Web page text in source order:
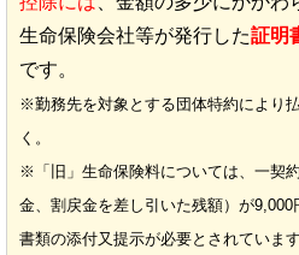
生命保険会社等が発行した証明
です。
※勤務先を対象とする団体特約により
く。
※「旧」生命保険料については、一契
金、割戻金を差し引いた残額）が
書類の添付又提示が必要とされています